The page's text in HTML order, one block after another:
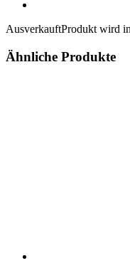
AusverkauftProdukt wird
Ähnliche Produkte